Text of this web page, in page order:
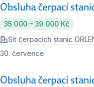
Obsluha čerpací
35 000 ‍–‍ 39 000 Kč
Síť čerpacích stanic
Obsluha čerpací
30. července